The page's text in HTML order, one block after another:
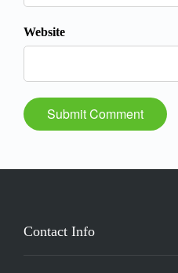
Website
Contact Info